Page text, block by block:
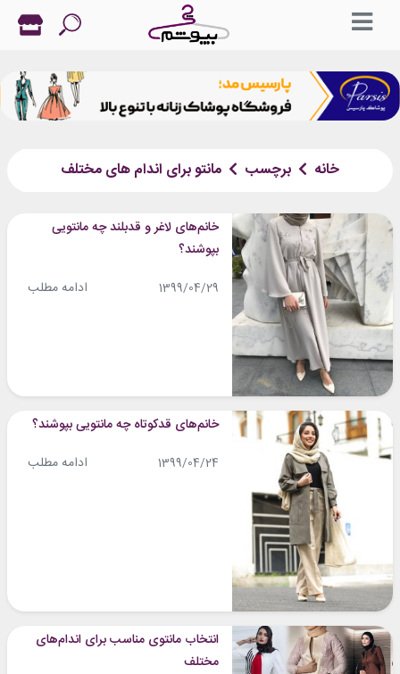
خانه برچسب مانتو برای اندام های مختلف
خانم‌های لاغر و قدبلند چه مانتویی
بپوشند؟
1399/04/29 ادامه مطلب
خانم‌های قدکوتاه چه مانتویی بپوشند؟
1399/04/24 ادامه مطلب
انتخاب مانتوی مناسب برای اندام‌های
مختلف